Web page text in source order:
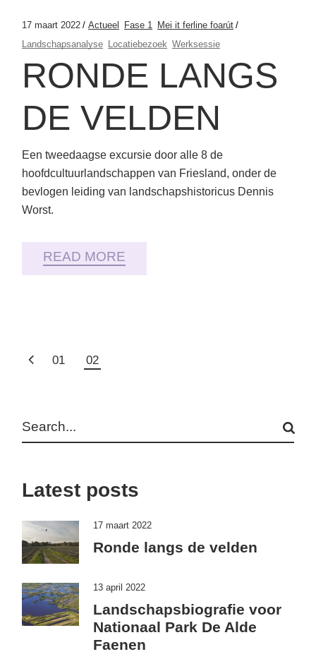
17 maart 2022 Actueel Fase 1 Mei it ferline foarút
Landschapsanalyse Locatiebezoek Werksessie
RONDE LANGS
DE VELDEN
Een tweedaagse excursie door alle 8 de
hoofdcultuurlandschappen van Friesland, onder de
bevlogen leiding van landschapshistoricus Dennis
Worst.
READ MORE
BERICHTEN
01 02
Latest posts
17 maart 2022
Ronde langs de velden
13 april 2022
Landschapsbiografie voor
Nationaal Park De Alde
Faenen